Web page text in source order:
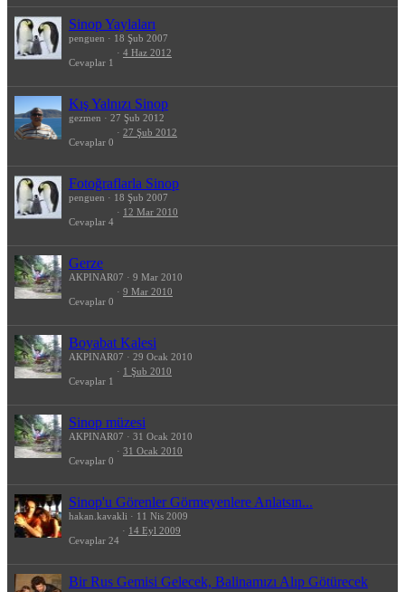
Sinop Yaylaları
penguen 18 Şub 2007
Cevaplar 1
4 Haz 2012
Kış Yalnızı Sinop
gezmen 27 Şub 2012
Cevaplar 0
27 Şub 2012
Fotoğraflarla Sinop
penguen 18 Şub 2007
Cevaplar 4
12 Mar 2010
Gerze
AKPINAR07 9 Mar 2010
Cevaplar 0
9 Mar 2010
Boyabat Kalesi
AKPINAR07 29 Ocak 2010
Cevaplar 1
1 Şub 2010
Sinop müzesi
AKPINAR07 31 Ocak 2010
Cevaplar 0
31 Ocak 2010
Sinop'u Görenler Görmeyenlere Anlatsın...
hakan.kavakli 11 Nis 2009
Cevaplar 24
14 Eyl 2009
Bir Rus Gemisi Gelecek, Balinamızı Alıp Götürecek